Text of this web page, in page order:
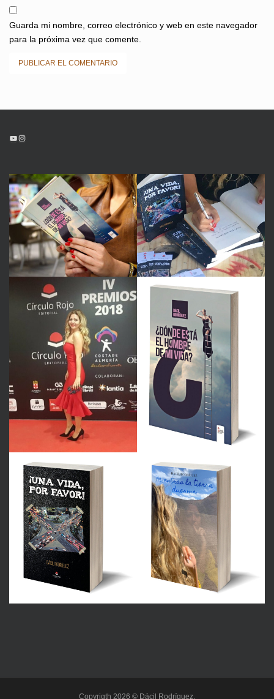
Guarda mi nombre, correo electrónico y web en este navegador
para la próxima vez que comente.
YouTube
Instagram
Copyrigth 2026 © Dácil Rodríguez.